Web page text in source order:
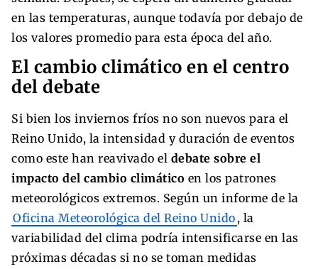
en las temperaturas, aunque todavía por debajo de
los valores promedio para esta época del año.
El cambio climático en el centro
del debate
Si bien los inviernos fríos no son nuevos para el
Reino Unido, la intensidad y duración de eventos
como este han reavivado el debate sobre el
impacto del cambio climático en los patrones
meteorológicos extremos. Según un informe de la
Oficina Meteorológica del Reino Unido , la
variabilidad del clima podría intensificarse en las
próximas décadas si no se toman medidas